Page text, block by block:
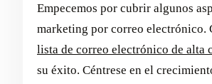
Empecemos por cubrir algunos
marketing por correo electrónico.
lista de correo electrónico de alta
su éxito. Céntrese en el